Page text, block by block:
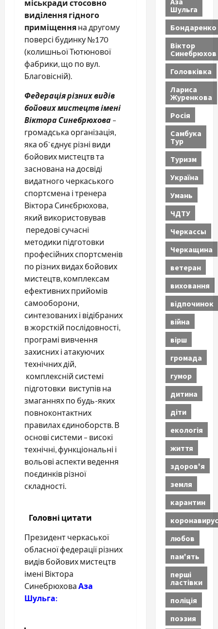
міськради стосовно
виділення гідного
приміщення на другому
поверсі будинку №170
(колишньої Тютюнової
фабрики, що по вул.
Благовісній).
Федерація різних видів
бойових мистецтв імені
Віктора Синебрюхова –
громадська організація,
яка об`єднує різні види
бойових мистецтв та
заснована на досвіді
видатного черкаського
спортсмена і тренера
Віктора Синєбрюхова,
який використовував
передові сучасні
методики підготовки
професійних спортсменів
по різних видах бойових
мистецтв, комплексам
ефективних прийомів
самооборони,
синтезованих і відібраних
в жорсткій послідовності,
програмі вивчення
захисних і атакуючих
технічних дій,
комплексній системі
підготовки виступів на
змаганнях по будь-яких
повноконтактних
правилах єдиноборств. В
основі системи – високі
технічні, функціональні і
вольові аспекти ведення
поєдинків різної
складності.
Головні цитати
Президент черкаської
обласної федерації різних
видів бойових мистецтв
імені Віктора
Синебрюхова Аза
Шульга:
Шульга
Бондаренко
Віктор
Синебрюхов
Головківка
Лариса
Журенкова
Росія
Самбука
Тур
Туризм
Україна
Умань
ЧДТУ
Черкассы
Черкащина
ветеран
виховання
відпочинок
війна
вірш
громада
гумор
дитина
діти
екологія
життя
здоров'я
земля
карантин
коронавирус
любов
пам'ять
перші
ластівки
поліція
поэзия